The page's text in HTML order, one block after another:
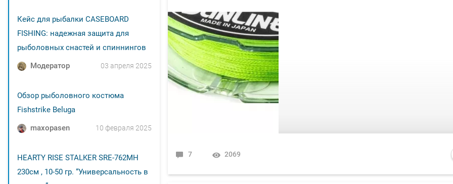
Кейс для рыбалки CASEBOARD
FISHING: надежная защита для
рыболовных снастей и спиннингов
Модератор
03 апреля 2025
Обзор рыболовного костюма
Fishstrike Beluga
maxopasen
10 февраля 2025
HEARTY RISE STALKER SRE-762MH
230см , 10-50 гр. “Универсальность в
7 2069